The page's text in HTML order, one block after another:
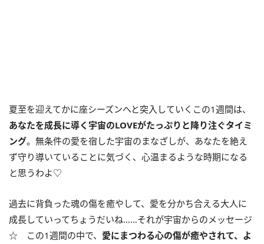
夏至を迎えてかに座シーズンへと突入していくこの1週間は、
あなたを成長に導く宇宙のLOVEがたっぷりと降り注ぐタイミ
ング。無条件の愛を宿した宇宙のまなざしが、あなたを絶え
ず守り導いていることに気づく、心温まるような時期になる
と思うわよ♡
過去に背負った魂の傷を癒やして、愛を分かち合える大人に
成長していってちょうだいね……それが宇宙からのメッセージ
☆ この1週間の中で、 愛にまつわる心の傷が癒やされて、よ